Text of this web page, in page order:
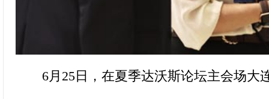
6月25日，在夏季达沃斯论坛主会场大